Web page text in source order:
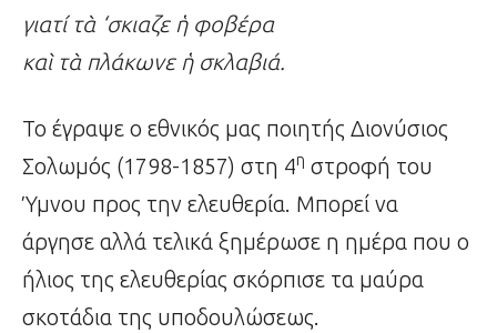
γιατί τὰ‘σκιαζε ἡφοβέρα
καὶτὰπλάκωνε ἡσκλαβιά.
Το έγραψε ο εθνικός μας ποιητής Διονύσιος
Σολωμός (1798-1857) στη 4η στροφή του
Ύμνου προς την ελευθερία. Μπορεί να
άργησε αλλά τελικά ξημέρωσε η ημέρα που ο
ήλιος της ελευθερίας σκόρπισε τα μαύρα
σκοτάδια της υποδουλώσεως.